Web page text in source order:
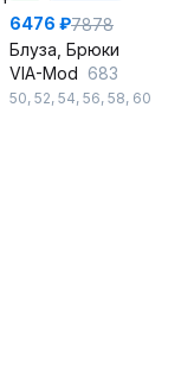
6476 ₽7878
Блуза, Брюки
VIA-Mod 683
50, 52, 54, 56, 58, 60